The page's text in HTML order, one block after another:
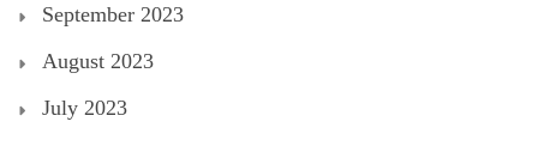
September 2023
August 2023
July 2023